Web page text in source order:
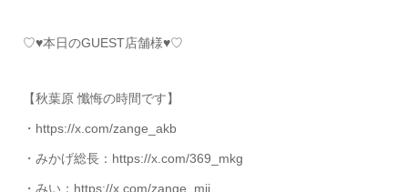
♡♥本日のGUEST店舗様♥♡
【秋葉原 懺悔の時間です】
・https://x.com/zange_akb
・みかげ総長：https://x.com/369_mkg
・みい：https://x.com/zange_mii